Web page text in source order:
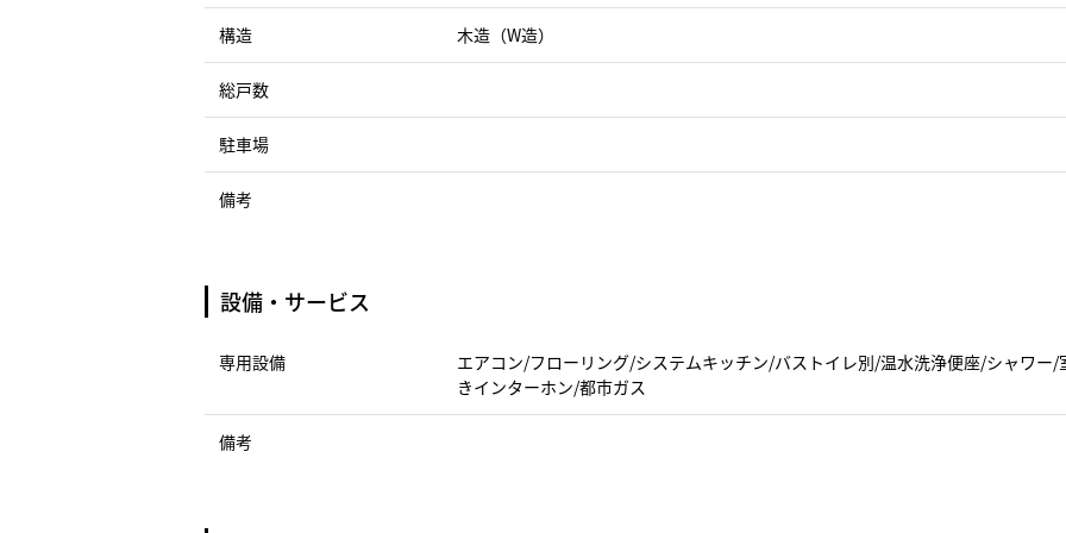
構造 木造（W造）
総戸数
駐車場
備考
設備・サービス
専用設備
エアコン/フローリング/システムキッチン/バストイレ別/温水洗浄便座/シャワー
きインターホン/都市ガス
備考